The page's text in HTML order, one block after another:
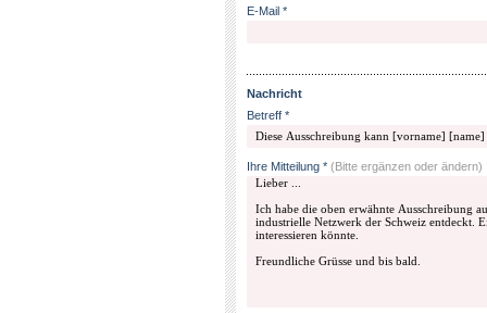
E-Mail *
Nachricht
Betreff *
Ihre Mitteilung * (Bitte ergänzen oder ändern)